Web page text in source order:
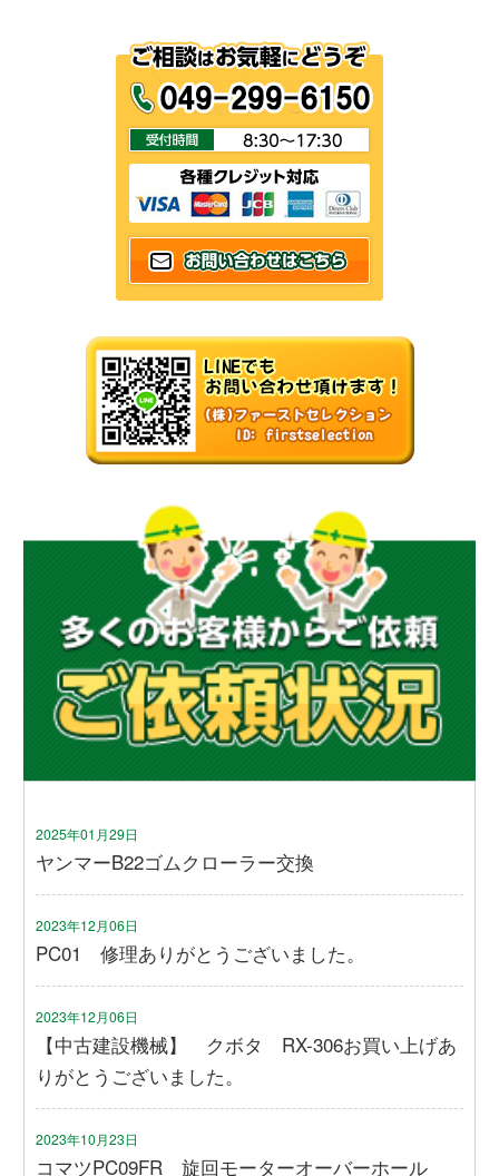
2025年01月29日
ヤンマーB22ゴムクローラー交換
2023年12月06日
PC01 修理ありがとうございました。
2023年12月06日
【中古建設機械】 クボタ RX-306お買い上げあ
りがとうございました。
2023年10月23日
コマツPC09FR 旋回モーターオーバーホール